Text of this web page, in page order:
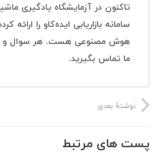
تاکنون در آزمایشگاه یادگیری
سامانه بازاریابی ایده‌کاو را ارائه
هوش مصنوعی هست. هر سوال و
ما تماس بگیرید.
نوشتهٔ بعدی
پست های مرتبط